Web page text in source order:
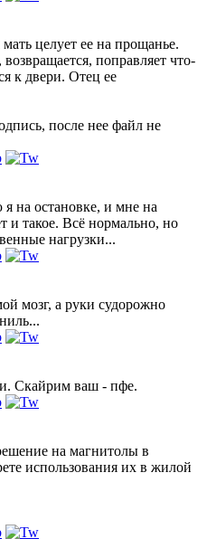
целует ее на прощанье.
поправляет что-
к двери. Отец ее
после нее файл не
на остановке, и мне на
и такое. Всё нормально, но
нагрузки...
мозг, а руки судорожно
Скайрим ваш - пфе.
на магнитолы в
использования их в жилой